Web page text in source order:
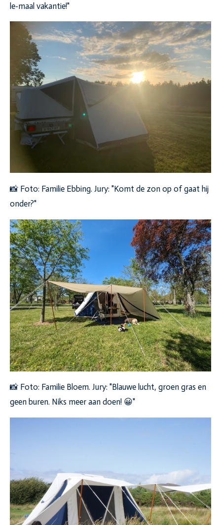
le-maal vakantie!"
📸 Foto: Familie Ebbing. Jury: "Komt de zon op of gaat hij
onder?"
📸 Foto: Familie Bloem. Jury: "Blauwe lucht, groen gras en
geen buren. Niks meer aan doen! 😀"